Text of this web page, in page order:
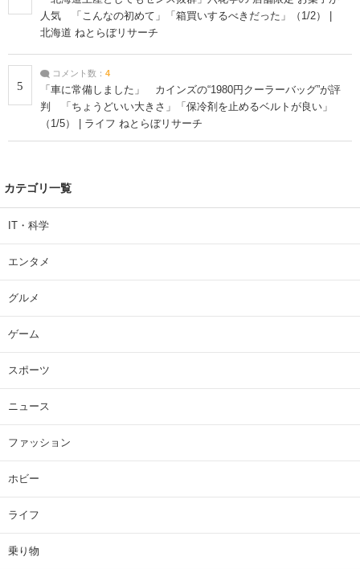
人気 「こんなの初めて」「箱買いするべきだった」（1/2） |
北海道 ねとらぼリサーチ
5
コメント数： 4
「車に常備しました」 カインズの“1980円クーラーバッグ”が評
判 「ちょうどいい大きさ」「保冷剤を止めるベルトが良い」
（1/5） | ライフ ねとらぼリサーチ
カテゴリ一覧
IT・科学
エンタメ
グルメ
ゲーム
スポーツ
ニュース
ファッション
ホビー
ライフ
乗り物